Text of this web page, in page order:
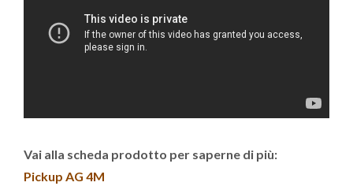
Vai alla scheda prodotto per saperne di più:
Pickup AG 4M